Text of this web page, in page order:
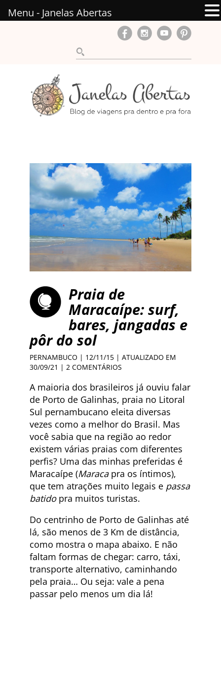
Praia de
Maracaípe: surf,
bares, jangadas e
pôr do sol
PERNAMBUCO | 12/11/15 | ATUALIZADO EM
30/09/21 | 2 COMENTÁRIOS
A maioria dos brasileiros já ouviu falar
de Porto de Galinhas, praia no Litoral
Sul pernambucano eleita diversas
vezes como a melhor do Brasil. Mas
você sabia que na região ao redor
existem várias praias com diferentes
perfis? Uma das minhas preferidas é
Maracaípe (Maracapra os íntimos),
que tem atrações muito legais e passa
batidopra muitos turistas.
Do centrinho de Porto de Galinhas até
lá, são menos de 3 Km de distância,
como mostra o mapa abaixo. E não
faltam formas de chegar: carro, táxi,
transporte alternativo, caminhando
pela praia… Ou seja: vale a pena
passar pelo menos um dia lá!
Menu - Janelas Abertas